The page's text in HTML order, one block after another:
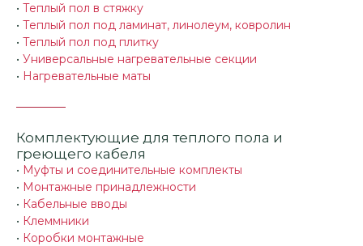
• Теплый пол в стяжку
• Теплый пол под ламинат, линолеум, ковролин
• Теплый пол под плитку
• Универсальные нагревательные секции
• Нагревательные маты
Комплектующие для теплого пола и
греющего кабеля
• Муфты и соединительные комплекты
• Монтажные принадлежности
• Кабельные вводы
• Клеммники
• Коробки монтажные